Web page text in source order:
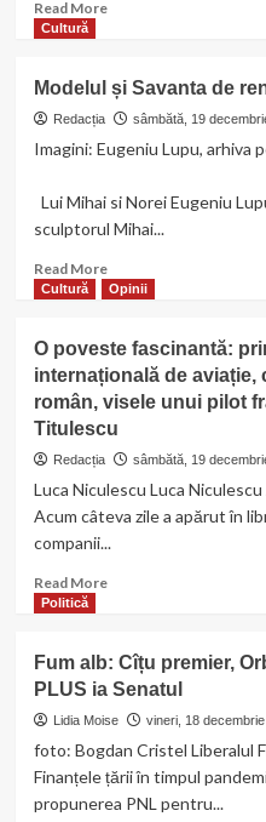
Operațiunii
cere
scuze
pentru
distribuirea
vaccinului
Read MoreRead
în
America
Latină
Pământului
Cultură
Modelul și Savanta de
Redacția sâmbătă, 19
Imagini: Eugeniu Lupu, arhiva
Lui Mihai si Norei Eugeniu
sculptorul Mihai...
Read MoreRead
more
și
Savanta
de
renume
mondial
Cultură Opinii
O poveste fascinantă:
internațională de
român, visele unui pilot
Titulescu
Redacția sâmbătă, 19
Luca Niculescu Luca
Acum câteva zile a apărut în
companii...
Read MoreRead
poveste
fascinantă:
prima
companie
de
aviație,
Politică
Fum alb: Cîțu premier,
PLUS ia Senatul
Lidia Moise vineri, 18
foto: Bogdan Cristel Liberalul
Finanțele țării în timpul
propunerea PNL pentru...